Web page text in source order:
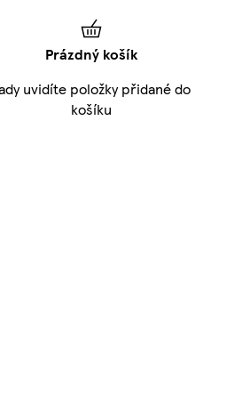
Prázdný košík
uvidíte položky přidané do
košíku